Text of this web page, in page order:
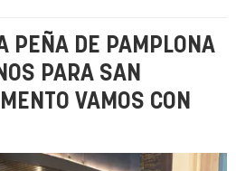
PEÑA DE PAMPLONA
PARA SAN
VAMOS CON